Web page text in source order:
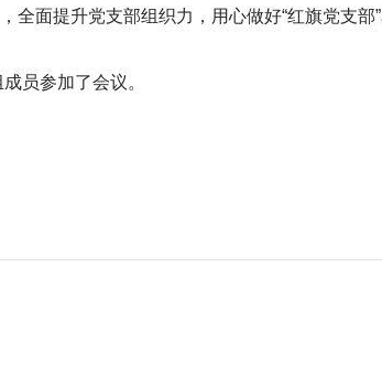
面提升党支部组织力，用心做好“红旗党支
员参加了会议。